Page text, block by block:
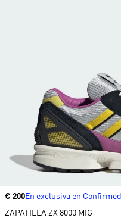
Precio
€ 200En exclusiva en Confirmed
ZAPATILLA ZX 8000 MIG